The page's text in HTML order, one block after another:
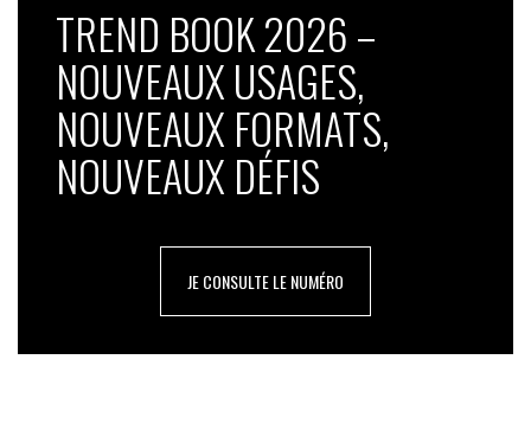
TREND BOOK 2026 –
NOUVEAUX USAGES,
NOUVEAUX FORMATS,
NOUVEAUX DÉFIS
JE CONSULTE LE NUMÉRO